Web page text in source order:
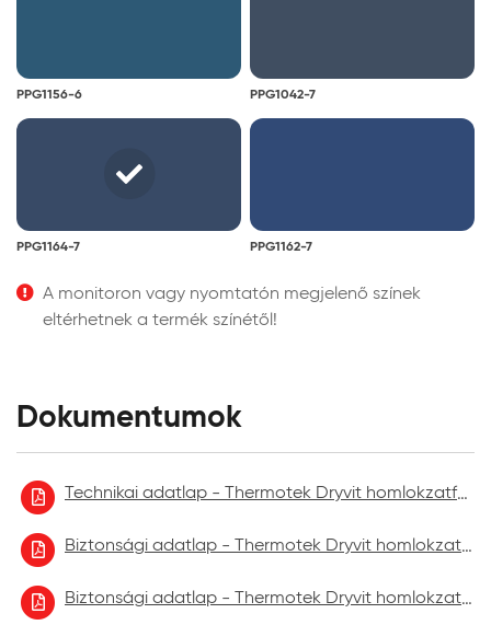
PPG1156-6 PPG1042-7
PPG1164-7 PPG1162-7
A monitoron vagy nyomtatón megjelenő színek
eltérhetnek a termék színétől!
Dokumentumok
Technikai adatlap - Thermotek Dryvit homlokzatfelújító festék
Biztonsági adatlap - Thermotek Dryvit homlokzatfelújító festék 2021.09.
Biztonsági adatlap - Thermotek Dryvit homlokzatfelújító festék 2022.10